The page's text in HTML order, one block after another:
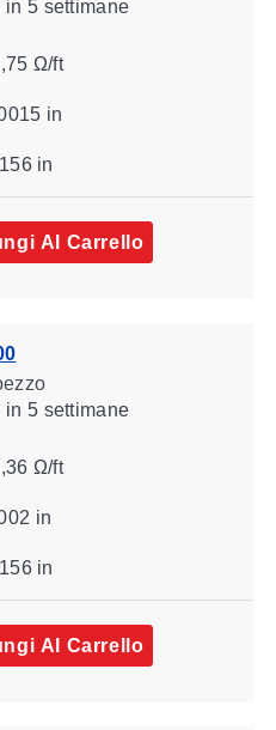
in 5 settimane
Ω/ft
in
in
Al Carrello
in 5 settimane
Ω/ft
in
in
Al Carrello